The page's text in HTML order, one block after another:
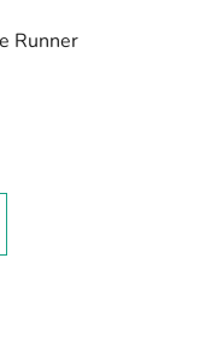
Runner